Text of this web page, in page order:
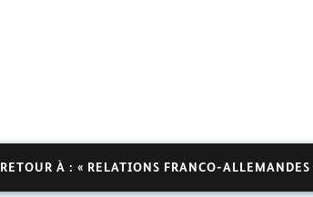
RETOUR À : « RELATIONS FRANCO-ALLEMANDES